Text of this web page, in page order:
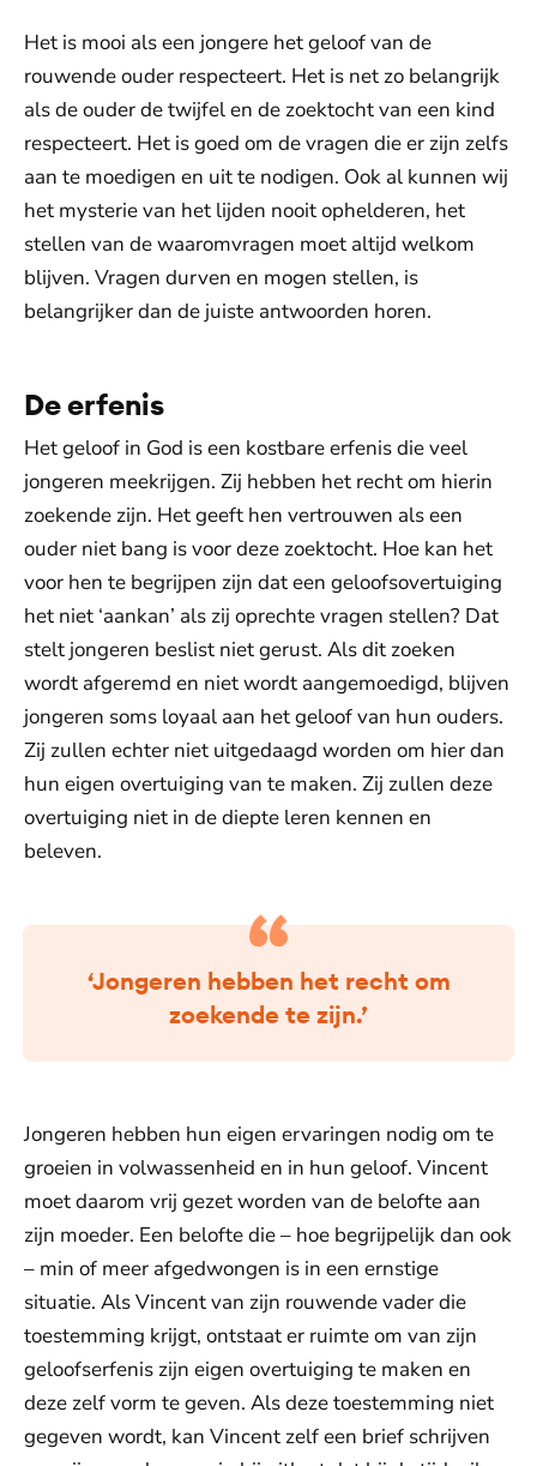
Het is mooi als een jongere het geloof van de
rouwende ouder respecteert. Het is net zo belangrijk
als de ouder de twijfel en de zoektocht van een kind
respecteert. Het is goed om de vragen die er zijn zelfs
aan te moedigen en uit te nodigen. Ook al kunnen wij
het mysterie van het lijden nooit ophelderen, het
stellen van de waaromvragen moet altijd welkom
blijven. Vragen durven en mogen stellen, is
belangrijker dan de juiste antwoorden horen.
De erfenis
Het geloof in God is een kostbare erfenis die veel
jongeren meekrijgen. Zij hebben het recht om hierin
zoekende zijn. Het geeft hen vertrouwen als een
ouder niet bang is voor deze zoektocht. Hoe kan het
voor hen te begrijpen zijn dat een geloofsovertuiging
het niet ‘aankan’ als zij oprechte vragen stellen? Dat
stelt jongeren beslist niet gerust. Als dit zoeken
wordt afgeremd en niet wordt aangemoedigd, blijven
jongeren soms loyaal aan het geloof van hun ouders.
Zij zullen echter niet uitgedaagd worden om hier dan
hun eigen overtuiging van te maken. Zij zullen deze
overtuiging niet in de diepte leren kennen en
beleven.
‘Jongeren hebben het recht om
zoekende te zijn.’
Jongeren hebben hun eigen ervaringen nodig om te
groeien in volwassenheid en in hun geloof. Vincent
moet daarom vrij gezet worden van de belofte aan
zijn moeder. Een belofte die – hoe begrijpelijk dan ook
– min of meer afgedwongen is in een ernstige
situatie. Als Vincent van zijn rouwende vader die
toestemming krijgt, ontstaat er ruimte om van zijn
geloofserfenis zijn eigen overtuiging te maken en
deze zelf vorm te geven. Als deze toestemming niet
gegeven wordt, kan Vincent zelf een brief schrijven